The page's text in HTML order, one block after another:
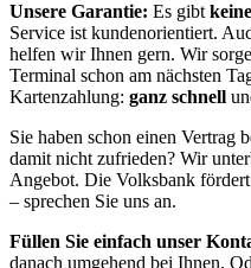
Unsere Garantie: Es gibt
Service ist kundenorientiert.
helfen wir Ihnen gern. Wir
Terminal schon am nächsten
Kartenzahlung: ganz schnell
Sie haben schon einen Vertrag
damit nicht zufrieden? Wir
Angebot. Die Volksbank
– sprechen Sie uns an.
Füllen Sie einfach unser
danach umgehend bei Ihnen.